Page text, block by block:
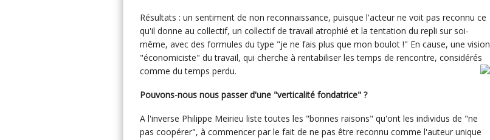
Résultats : un sentiment de non reconnaissance, puisque l'acteur ne voit pas reconnu ce
qu'il donne au collectif, un collectif de travail atrophié et la tentation du repli sur soi-
même, avec des formules du type "je ne fais plus que mon boulot !" En cause, une vision
"économiciste" du travail, qui cherche à rentabiliser les temps de rencontre, considérés
comme du temps perdu.
Pouvons-nous nous passer d'une "verticalité fondatrice" ?
A l'inverse Philippe Meirieu liste toutes les "bonnes raisons" qu'ont les individus de "ne
pas coopérer", à commencer par le fait de ne pas être reconnu comme l'auteur unique